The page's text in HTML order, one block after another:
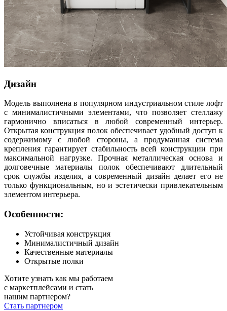
Дизайн
Модель выполнена в популярном индустриальном стиле лофт
с минималистичными элементами, что позволяет стеллажу
гармонично вписаться в любой современный интерьер.
Открытая конструкция полок обеспечивает удобный доступ к
содержимому с любой стороны, а продуманная система
крепления гарантирует стабильность всей конструкции при
максимальной нагрузке. Прочная металлическая основа и
долговечные материалы полок обеспечивают длительный
срок службы изделия, а современный дизайн делает его не
только функциональным, но и эстетически привлекательным
элементом интерьера.
Особенности:
Устойчивая конструкция
Минималистичный дизайн
Качественные материалы
Открытые полки
Хотите узнать как мы работаем
с маркетплейсами и стать
нашим партнером?
Стать партнером